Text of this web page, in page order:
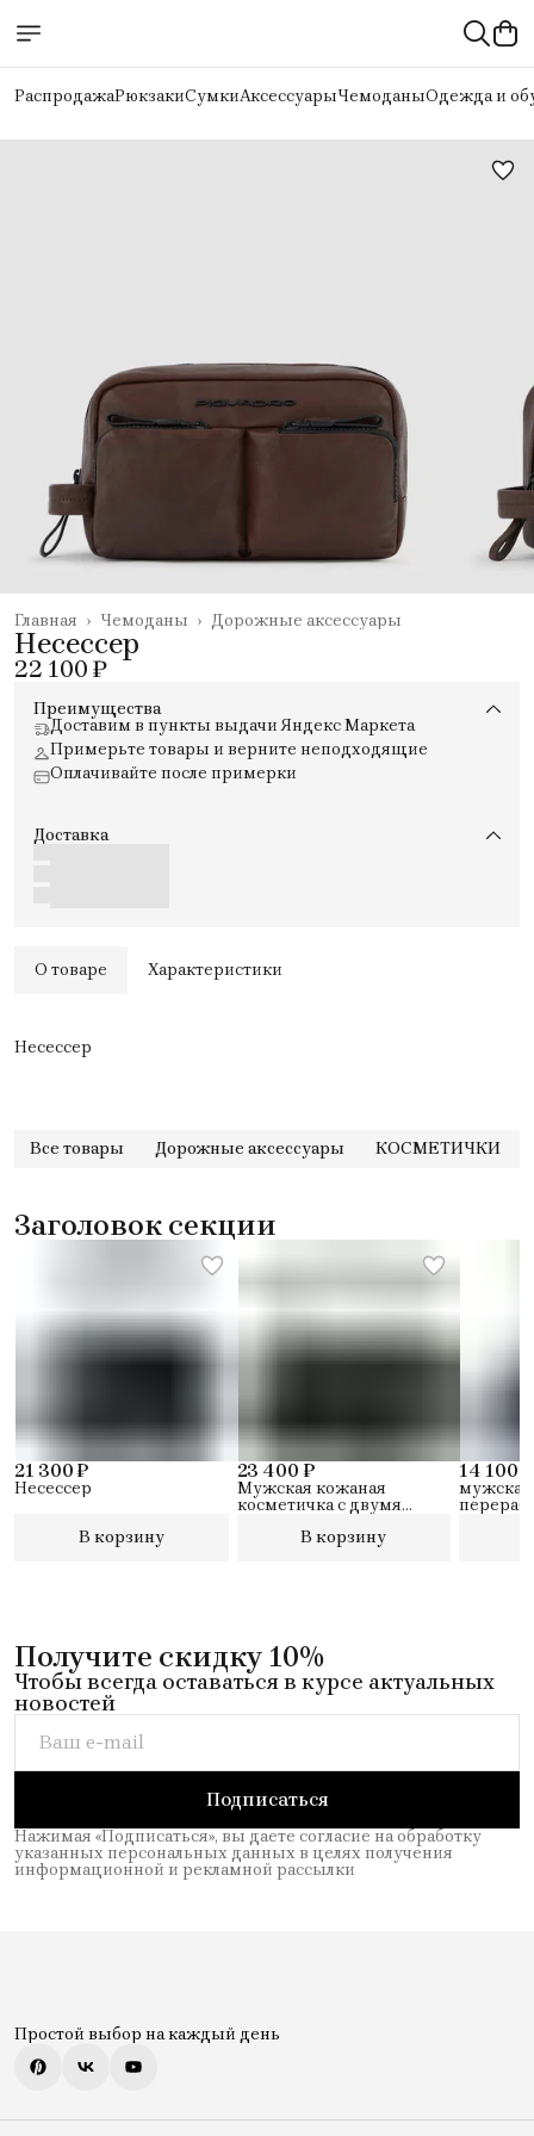
РаспродажаРюкзакиСумкиАксессуарыЧемоданыОдежда и
Дорожные аксессуары
Чемоданы ›
Главная ›
Несессер
22 100 ₽
Преимущества
Доставим в пункты выдачи Яндекс Маркета
Примерьте товары и верните неподходящие
Оплачивайте после примерки
Доставка
О товаре Характеристики
Несессер
Все товары Дорожные аксессуары КОСМЕТИЧКИ
Заголовок секции
21 300 ₽
Несессер
В корзину
23 400 ₽
Мужская кожаная
косметичка с двумя
В корзину
14 100 ₽
мужская
Получите скидку 10%
Чтобы всегда оставаться в курсе актуальных
новостей
Подписаться
Нажимая «Подписаться», вы даете согласие на обработку
указанных персональных данных в целях получения
информационной и рекламной рассылки
Простой выбор на каждый день